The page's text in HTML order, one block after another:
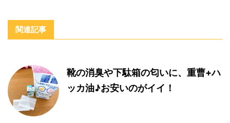
関連記事
靴の消臭や下駄箱の匂いに、重曹+ハ
ッカ油♪お安いのがイイ！